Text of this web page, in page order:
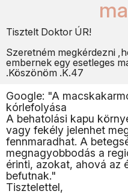
Tisztelt Doktor ÚR!
Szeretném megkérdezni
embernek egy esetleges
.Köszönöm .K.47
Google: "A
kórlefolyása
A behatolási kapu
vagy fekély jelenhet
fennmaradhat. A
megnagyobbodás a
érinti, azokat, ahová az
befutnak."
Tisztelettel,